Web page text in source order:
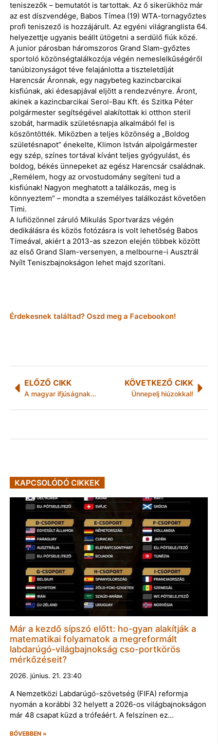
teniszezők – bemutatót is tartottak. Az ő sikerükhöz már
az est díszvendége, Babos Tímea (19) WTA-tornagyőztes
profi teniszező is hozzájárult. Az egyéni világranglista 64.
helyezettje ugyanis beállt ütögetni a serdülő fiúk közé.
A junior párosban háromszoros Grand Slam-győztes
sportoló közönségtalálkozója végén nemeslelkűségéről
tanúbizonyságot téve felajánlotta a tiszteletdíját
Harencsár Áronnak, egy nagybeteg kazincbarcikai
kisfiúnak, aki édesapjával eljött a rendezvényre. Áront,
akinek a kazincbarcikai Serol-Bau Kft. és Szitka Péter
polgármester segítségével alakítottak ki otthon steril
szobát, harmadik születésnapja alkalmából fel is
köszöntötték. Miközben a teljes közönség a „Boldog
születésnapot” énekelte, Klimon István alpolgármester
egy szép, színes tortával kívánt teljes gyógyulást, és
boldog, békés ünnepeket az egész Harencsár családnak.
„Remélem, hogy az orvostudomány segíteni tud a
kisfiúnak! Nagyon meghatott a találkozás, meg is
könnyeztem” – mondta a személyes találkozást követően
Timi.
A lufiözönnel záruló Mikulás Sportvarázs végén
dedikálásra és közös fotózásra is volt lehetőség Babos
Tímeával, akiért a 2013-as szezon elején többek között
az első Grand Slam-versenyen, a melbourne-i Ausztrál
Nyílt Teniszbajnokságon lehet majd szorítani.
Érdekesnek találtad? Oszd meg a Facebookon!
ELŐZŐ CIKK
A magyar ifjúságnak össze kell fogni!
KÖVETKEZŐ CIKK
Ünnepelj hiúzokkal!
KAPCSOLÓDÓ CIKKEK
Már a kezdő sípszó előtt: ho-gyan alakítják a
matematikai folyamatok a megreformált
labdarúgó-világbajnokság cso-portkörös
mérkőzéseit?
2026. június. 21. 23:40
A Nemzetközi Labdarúgó-szövetség (FIFA) reformja
nyomán a korábbi 32 helyett a 2026-os világbajnokságon
már 48 csapat küzd a trófeáért. A felszínen ez…
BŐVEBBEN »